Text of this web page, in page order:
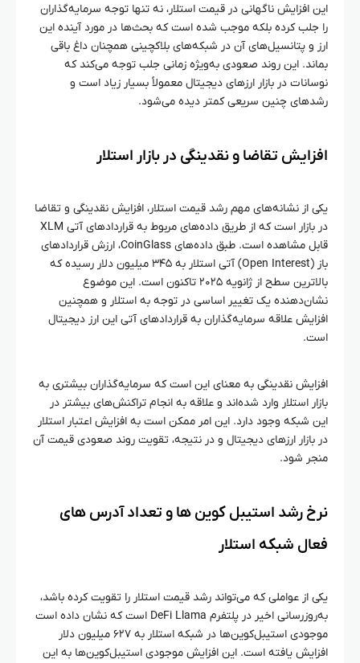
این افزایش ناگهانی در قیمت استلار، نه تنها توجه سرمایه‌گذاران
را جلب کرده بلکه موجب شده است که بحث‌ها در مورد آینده این
ارز و پتانسیل‌های آن در شبکه‌های بلاکچینی همچنان داغ باقی
بماند. این روند صعودی به‌ویژه زمانی جلب توجه می‌کند که
نوسانات در بازار ارزهای دیجیتال معمولاً بسیار زیاد است و
رشد‌های چنین سریعی کمتر دیده می‌شود.
افزایش تقاضا و نقدینگی در بازار استلار
یکی از نشانه‌های مهم رشد قیمت استلار، افزایش نقدینگی و تقاضا
در بازار است که از طریق داده‌های مربوط به قراردادهای آتی XLM
قابل مشاهده است. طبق داده‌های CoinGlass، ارزش قراردادهای
باز (Open Interest) آتی استلار به ۳۴۵ میلیون دلار رسیده که
بالاترین سطح از ژانویه ۲۰۲۵ تاکنون است. این موضوع
نشان‌دهنده یک تغییر اساسی در توجه به استلار و همچنین
افزایش علاقه سرمایه‌گذاران به قراردادهای آتی این ارز دیجیتال
است.
افزایش نقدینگی به معنای این است که سرمایه‌گذاران بیشتری به
بازار استلار وارد شده‌اند و علاقه به انجام تراکنش‌های بیشتر در
این شبکه وجود دارد. این امر ممکن است به افزایش اعتبار استلار
در بازار ارزهای دیجیتال و در نتیجه، تقویت روند صعودی قیمت آن
منجر شود.
نرخ رشد استیبل‌ کوین‌ ها و تعداد آدرس‌ های
فعال شبکه استلار
یکی از عواملی که می‌تواند رشد قیمت استلار را تقویت کرده باشد،
به‌روزرسانی اخیر در پلتفرم DeFi Llama است که نشان داده است
موجودی استیبل‌کوین‌ها در شبکه استلار به ۶۲۷ میلیون دلار
افزایش یافته است. این افزایش موجودی استیبل‌کوین‌ها به این